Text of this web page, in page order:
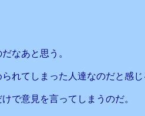
なあと思う。
れてしまった人達なのだと感じ
で意見を言ってしまうのだ。